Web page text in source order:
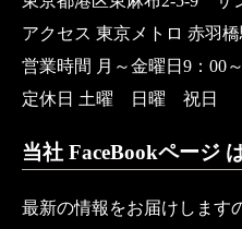
アクセス 東京メトロ 赤羽
営業時間 月～金曜日9：00
定休日 土曜 日曜 祝日
当社 FaceBookページ
最新の情報をお届けします